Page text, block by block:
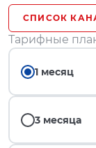
СПИСОК
Тарифные
1 месяц
3 месяца